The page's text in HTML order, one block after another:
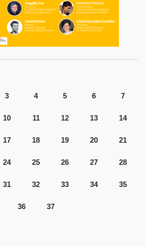
3 4 5 6 7
10 11 12 13 14
17 18 19 20 21
24 25 26 27 28
31 32 33 34 35
36 37